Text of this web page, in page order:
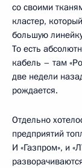
со своими
кластер,
большую
То есть
кабель – там
две недели
рождается.
Отдельно
предприятий
И «Газпром», и